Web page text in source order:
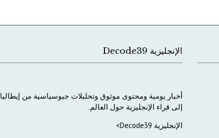
الإنجليزية Decode39
أخبار يومية ومحتوى موثوق وتحليلات جيوسياسية من إيطاليا
إلى قراء الإنجليزية حول العالم.
الإنجليزية Decode39>